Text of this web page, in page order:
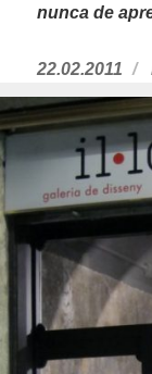
nunca de
Publicado
el
22.02.2011